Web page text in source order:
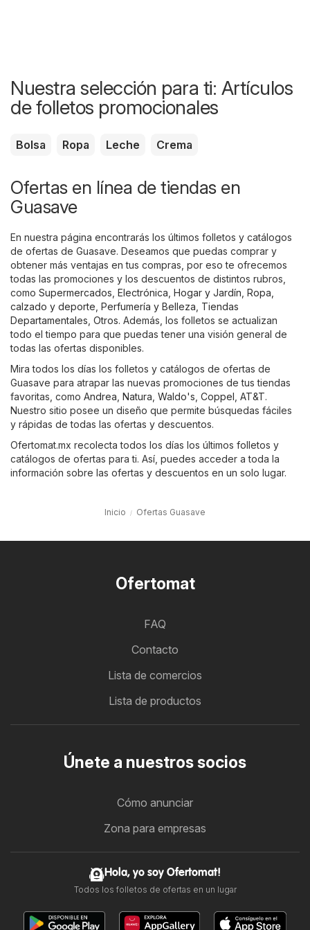
Nuestra selección para ti: Artículos
de folletos promocionales
Bolsa Ropa Leche Crema
Ofertas en línea de tiendas en
Guasave
En nuestra página encontrarás los últimos folletos y catálogos
de ofertas de Guasave. Deseamos que puedas comprar y
obtener más ventajas en tus compras, por eso te ofrecemos
todas las promociones y los descuentos de distintos rubros,
como Supermercados Electrónica Hogar y Jardín Ropa,
calzado y deporte Perfumería y Belleza Tiendas
Departamentales Otros. Además, los folletos se actualizan
todo el tiempo para que puedas tener una visión general de
todas las ofertas disponibles.
Mira todos los días los folletos y catálogos de ofertas de
Guasave para atrapar las nuevas promociones de tus tiendas
favoritas, como Andrea Natura Waldo's Coppel AT&T.
Nuestro sitio posee un diseño que permite búsquedas fáciles
y rápidas de todas las ofertas y descuentos.
Ofertomat.mx recolecta todos los días los últimos folletos y
catálogos de ofertas para ti. Así, puedes acceder a toda la
información sobre las ofertas y descuentos en un solo lugar.
Inicio Ofertas Guasave
Ofertomat
FAQ
Contacto
Lista de comercios
Lista de productos
Únete a nuestros socios
Cómo anunciar
Zona para empresas
Hola, yo soy Ofertomat!
Todos los folletos de ofertas en un lugar